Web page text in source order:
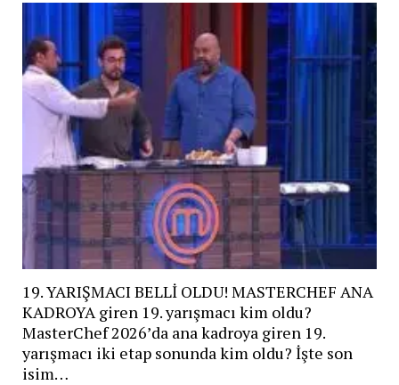
19. YARIŞMACI BELLİ OLDU! MASTERCHEF ANA
KADROYA giren 19. yarışmacı kim oldu?
MasterChef 2026’da ana kadroya giren 19.
yarışmacı iki etap sonunda kim oldu? İşte son
isim…